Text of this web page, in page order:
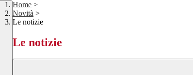
Home >
Novità >
Le notizie
Le notizie